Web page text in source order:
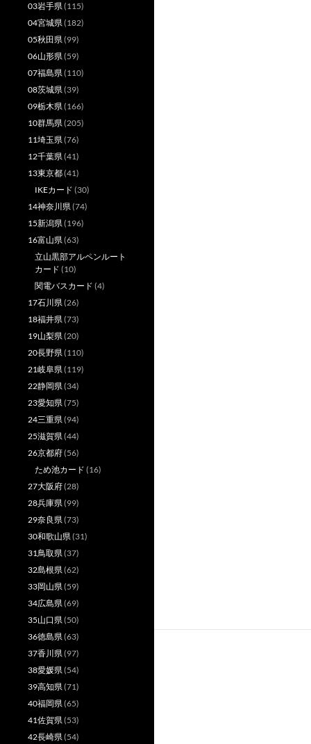
03岩手県(115)
04宮城県(182)
05秋田県(99)
06山形県(59)
07福島県(110)
08茨城県(39)
09栃木県(166)
10群馬県(205)
11埼玉県(76)
12千葉県(41)
13東京都(41)
IKEカード (30)
14神奈川県(74)
15新潟県(196)
16富山県(63)
立山黒部アルペンルート
カード (10)
関電バスカード (4)
17石川県(26)
18福井県(73)
19山梨県(20)
20長野県(110)
21岐阜県(119)
22静岡県(34)
23愛知県(75)
24三重県(94)
25滋賀県(44)
26京都府(56)
ため池カード (16)
27大阪府(28)
28兵庫県(99)
29奈良県(73)
30和歌山県(31)
31鳥取県(37)
32島根県(62)
33岡山県(59)
34広島県(69)
35山口県(50)
36徳島県(63)
37香川県(97)
38愛媛県(54)
39高知県(71)
40福岡県(65)
41佐賀県(53)
42長崎県(54)